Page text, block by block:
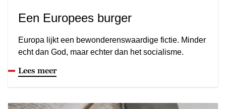
Een Europees burger
Europa lijkt een bewonderenswaardige fictie. Minder
echt dan God, maar echter dan het socialisme.
Lees meer